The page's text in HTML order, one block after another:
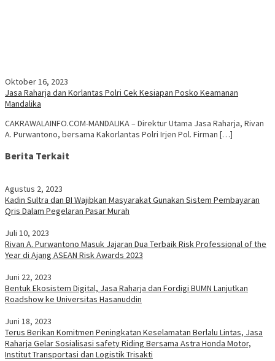
Oktober 16, 2023
Jasa Raharja dan Korlantas Polri Cek Kesiapan Posko Keamanan
Mandalika
CAKRAWALAINFO.COM-MANDALIKA – Direktur Utama Jasa Raharja, Rivan
A. Purwantono, bersama Kakorlantas Polri Irjen Pol. Firman […]
Berita Terkait
Agustus 2, 2023
Kadin Sultra dan BI Wajibkan Masyarakat Gunakan Sistem Pembayaran
Qris Dalam Pegelaran Pasar Murah
Juli 10, 2023
Rivan A. Purwantono Masuk Jajaran Dua Terbaik Risk Professional of the
Year di Ajang ASEAN Risk Awards 2023
Juni 22, 2023
Bentuk Ekosistem Digital, Jasa Raharja dan Fordigi BUMN Lanjutkan
Roadshow ke Universitas Hasanuddin
Juni 18, 2023
Terus Berikan Komitmen Peningkatan Keselamatan Berlalu Lintas, Jasa
Raharja Gelar Sosialisasi safety Riding Bersama Astra Honda Motor,
Institut Transportasi dan Logistik Trisakti